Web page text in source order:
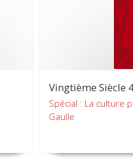
Vingtième Siècle
Spécial : La culture
Gaulle